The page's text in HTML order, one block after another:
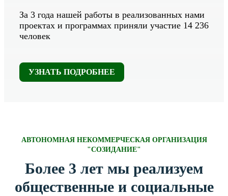
За 3 года нашей работы в реализованных нами
проектах и программах приняли участие 14 236
человек
УЗНАТЬ ПОДРОБНЕЕ
АВТОНОМНАЯ НЕКОММЕРЧЕСКАЯ ОРГАНИЗАЦИЯ
"СОЗИДАНИЕ"
Более 3 лет мы реализуем
общественные и социальные